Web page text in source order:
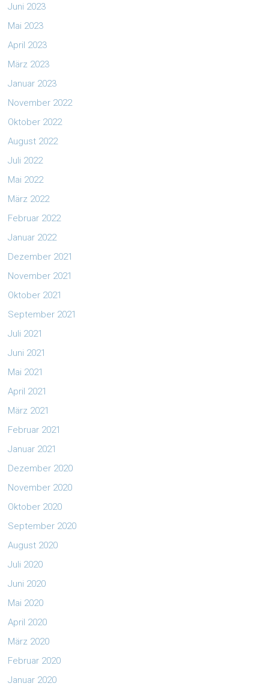
Juni 2023
Mai 2023
April 2023
März 2023
Januar 2023
November 2022
Oktober 2022
August 2022
Juli 2022
Mai 2022
März 2022
Februar 2022
Januar 2022
Dezember 2021
November 2021
Oktober 2021
September 2021
Juli 2021
Juni 2021
Mai 2021
April 2021
März 2021
Februar 2021
Januar 2021
Dezember 2020
November 2020
Oktober 2020
September 2020
August 2020
Juli 2020
Juni 2020
Mai 2020
April 2020
März 2020
Februar 2020
Januar 2020